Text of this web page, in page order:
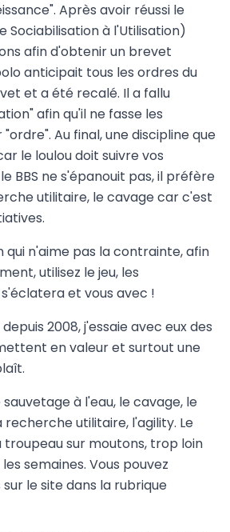
Après avoir réussi le
Sociabilisation à l'Utilisation)
afin d'obtenir un brevet
anticipait tous les ordres du
et a été recalé. Il a fallu
afin qu'il ne fasse les
Au final, une discipline que
le loulou doit suivre vos
BBS ne s'épanouit pas, il préfère
utilitaire, le cavage car c'est
qui n'aime pas la contrainte, afin
utilisez le jeu, les
et vous avec !
2008, j'essaie avec eux des
en valeur et surtout une
à l'eau, le cavage, le
recherche utilitaire, l'agility. Le
troupeau sur moutons, trop loin
semaines. Vous pouvez
le site dans la rubrique